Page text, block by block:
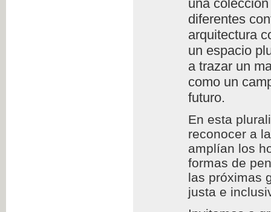
una
diferentes
arquitectura
un espacio
a trazar un
como un
futuro.
En esta
reconocer a
amplían los
formas de
las próximas
justa e